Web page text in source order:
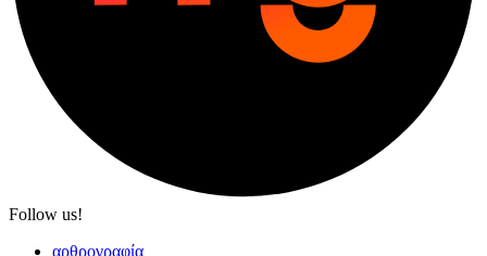
Follow us!
αρθρογραφία